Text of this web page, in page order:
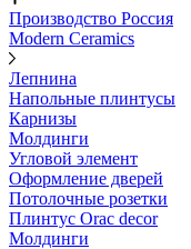
Производство Россия
Modern Ceramics
Лепнина
Напольные плинтусы
Карнизы
Молдинги
Угловой элемент
Оформление дверей
Потолочные розетки
Плинтус Orac decor
Молдинги